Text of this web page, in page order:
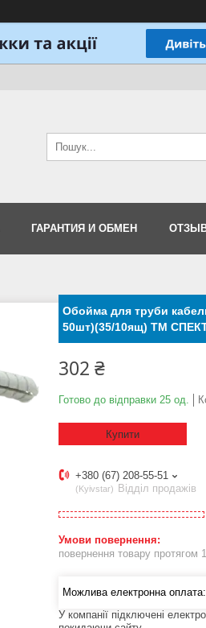
ГАРАНТИЯ И ОБМЕН
Обойма для труби
50шт)(35/10ящ) ТМ
302 ₴
Готово до відправки 25 од.
Купити
+380 (67) 208-55-51
Kyivstar Відділ продажів
повернення товару протягом
У компанії підключені